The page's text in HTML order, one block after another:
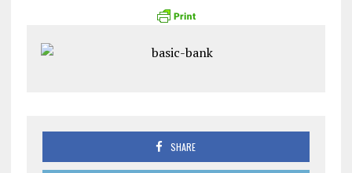
SHARE